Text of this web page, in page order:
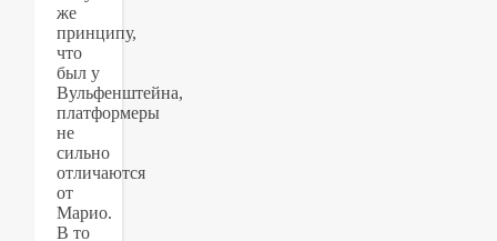
же
принципу,
что
был у
Вульфенштейна,
платформеры
не
сильно
отличаются
от
Марио.
В то